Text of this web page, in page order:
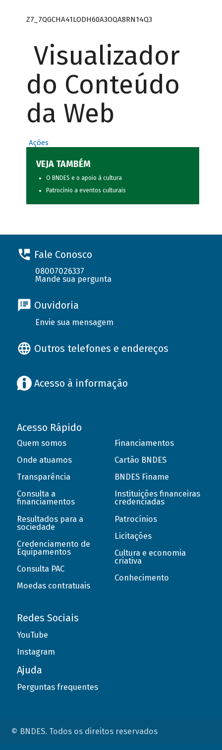
Z7_7QGCHA41LODH60A3OQA8RN14Q3
Visualizador
do Conteúdo
da Web
Ações
VEJA TAMBÉM
O BNDES e o apoio à cultura
Patrocínio a eventos culturais
Fale Conosco
08007026337
Mande sua pergunta
Ouvidoria
Envie sua mensagem
Outros telefones e endereços
Acesso à informação
Acesso Rápido
Quem somos
Onde atuamos
Transparência
Consulta a
financiamentos
Resultados para a
sociedade
Credenciamento de
Equipamentos
Consulta PAC
Moedas contratuais
Financiamentos
Cartão BNDES
BNDES Finame
Instituições financeiras
credenciadas
Patrocínios
Licitações
Cultura e economia
criativa
Conhecimento
Redes Sociais
YouTube
Instagram
Ajuda
Perguntas frequentes
© BNDES. Todos os direitos reservados